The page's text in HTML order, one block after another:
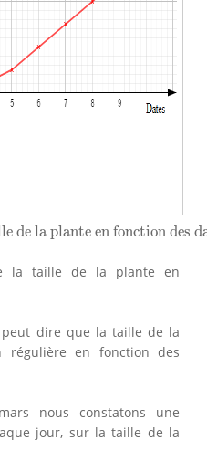
de la plante en fonction des
de la plante en fonction
la taille de la plante en
dire que la taille de la
régulière en fonction des
nous constatons une
jour, sur la taille de la